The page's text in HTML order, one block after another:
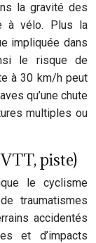
la gravité des
à vélo. Plus la
impliquée dans
le risque de
à 30 km/h peut
qu’une chute
multiples ou
piste)
le cyclisme
traumatismes
accidentés
et d’impacts